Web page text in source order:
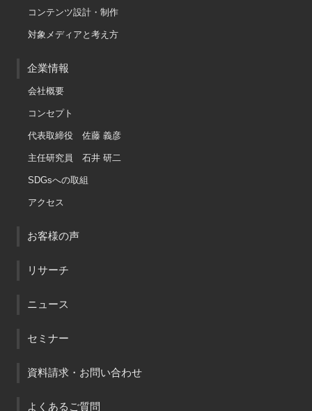
コンテンツ設計・制作
対象メディアと考え方
企業情報
会社概要
コンセプト
代表取締役 佐藤 義彦
主任研究員 石井 研二
SDGsへの取組
アクセス
お客様の声
リサーチ
ニュース
セミナー
資料請求・お問い合わせ
よくあるご質問